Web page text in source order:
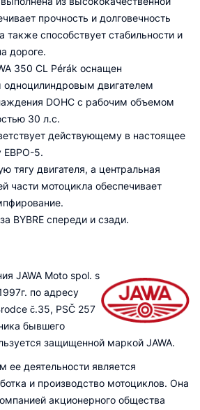
прочность и долговечность
также способствует стабильности и
дороге.
350 CL Pérák оснащен
одноцилиндровым двигателем
DOHC с рабочим объемом
30 л.с.
действующему в настоящее
ЕВРО-5.
тягу двигателя, а центральная
части мотоцикла обеспечивает
BYBRE спереди и сзади.
JAWA Moto spol. s
по адресу
č.35, PSČ 257
бывшего
защищенной маркой JAWA.
деятельности является
и производство мотоциклов. Она
акционерного общества